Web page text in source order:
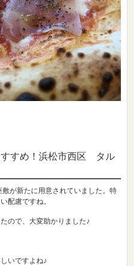
すすめ！浜松市西区 タル
が新たに用意されていました。特
配慮ですね。
ので、大変助かりました♪
いですよね♪